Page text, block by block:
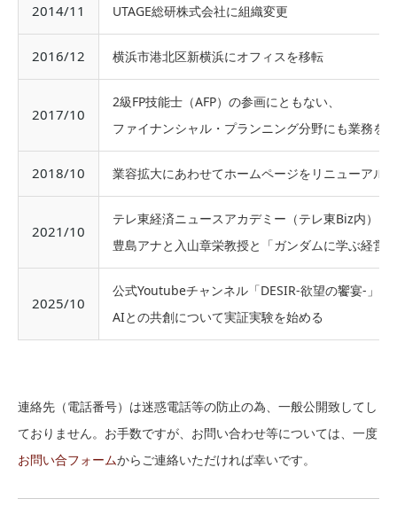
2014/11 UTAGE総研株式会社に組織変更
2016/12 横浜市港北区新横浜にオフィスを移転
2017/10
2級FP技能士（AFP）の参画にともない、
ファイナンシャル・プランニング分野にも業務を
2018/10 業容拡大にあわせてホームページをリニューアル
2021/10
テレ東経済ニュースアカデミー（テレ東Biz内）に
豊島アナと入山章栄教授と「ガンダムに学ぶ経営
2025/10
公式Youtubeチャンネル「DESIR-欲望の饗宴-」を
AIとの共創について実証実験を始める
連絡先（電話番号）は迷惑電話等の防止の為、一般公開致してし
ておりません。お手数ですが、お問い合わせ等については、一度
お問い合フォームからご連絡いただければ幸いです。